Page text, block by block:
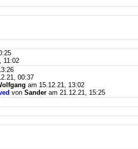
11:02
00:37
am 15.12.21, 13:02
von Sander am 21.12.21, 15:25